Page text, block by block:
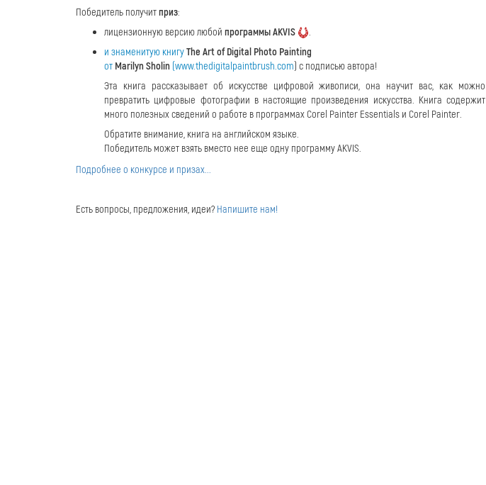
Победитель получитприз:
лицензионную версию любой программы AKVIS
.
и знаменитую книгуThe Art of Digital Photo Painting
от Marilyn Sholin (www.thedigitalpaintbrush.com) с подписью автора!
Эта книга рассказывает об искусстве цифровой живописи, она научит вас, как можно
превратить цифровые фотографии в настоящие произведения искусства. Книга содержит
много полезных сведений о работе в программах Corel Painter Essentials и Corel Painter.
Обратите внимание, книга на английском языке.
Победитель может взять вместо нее еще одну программу AKVIS.
Подробнее о конкурсе и призах...
Есть вопросы, предложения, идеи? Напишите нам!